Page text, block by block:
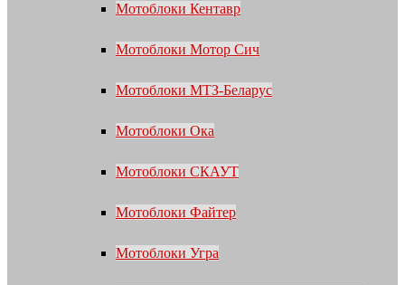
Мотоблоки Кентавр
Мотоблоки Мотор Сич
Мотоблоки МТЗ-Беларус
Мотоблоки Ока
Мотоблоки СКАУТ
Мотоблоки Файтер
Мотоблоки Угра